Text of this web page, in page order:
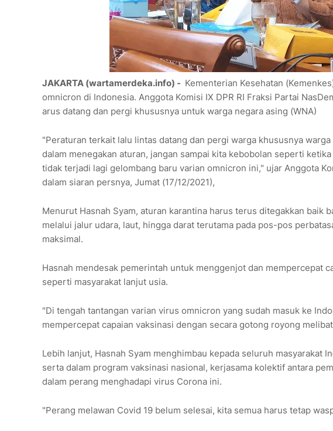
JAKARTA (wartamerdeka.info) - Kementerian Kesehatan
omnicron di Indonesia. Anggota Komisi IX DPR RI Fraksi Partai
arus datang dan pergi khususnya untuk warga negara asing (WNA)
"Peraturan terkait lalu lintas datang dan pergi warga khususnya
dalam menegakan aturan, jangan sampai kita kebobolan seperti
tidak terjadi lagi gelombang baru varian omnicron ini," ujar Anggota
dalam siaran persnya, Jumat (17/12/2021),
Menurut Hasnah Syam, aturan karantina harus terus ditegakkan baik
melalui jalur udara, laut, hingga darat terutama pada pos-pos
maksimal.
Hasnah mendesak pemerintah untuk menggenjot dan mempercepat
seperti masyarakat lanjut usia.
"Di tengah tantangan varian virus omnicron yang sudah masuk ke
mempercepat capaian vaksinasi dengan secara gotong royong
Lebih lanjut, Hasnah Syam menghimbau kepada seluruh masyarakat
serta dalam program vaksinasi nasional, kerjasama kolektif antara
dalam perang menghadapi virus Corona ini.
"Perang melawan Covid 19 belum selesai, kita semua harus tetap